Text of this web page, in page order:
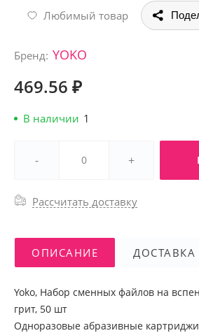
Любимый товар
Бренд: YOKO
469.56 ₽
В наличии 1
- +
Рассчитать доставку
ОПИСАНИЕ ДОСТАВКА
Yoko, Набор сменных файлов на
грит, 50 шт
Одноразовые абразивные